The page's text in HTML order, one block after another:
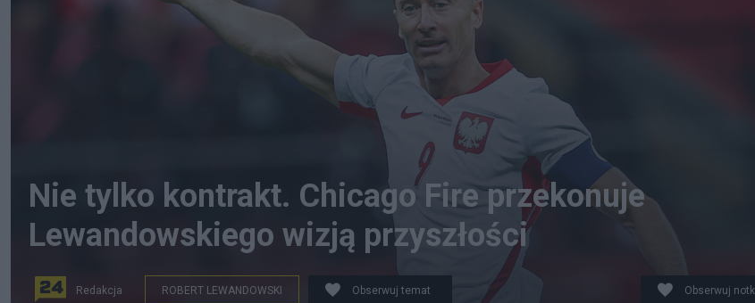
Nie tylko kontrakt. Chicago Fire przekonuje
Lewandowskiego wizją przyszłości
Redakcja ROBERT LEWANDOWSKI Obserwuj temat Obserwuj